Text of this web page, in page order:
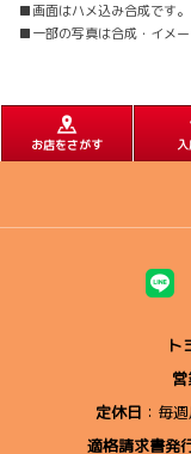
■画面はハメ込み合成です。
■一部の写真は合成・イメー
お店をさがす
イベント・ニュー
店舗のご案内
県中エリア/中通り地方
ト
定休日 ：毎
適格請求書発